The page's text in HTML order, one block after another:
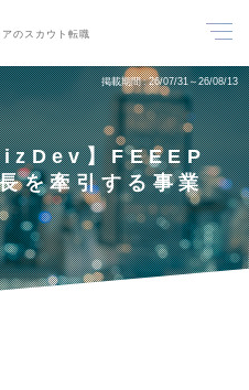
のスカウト転職
掲載期間 26/07/31～26/08/13
】FEEEP
を牽引する事業